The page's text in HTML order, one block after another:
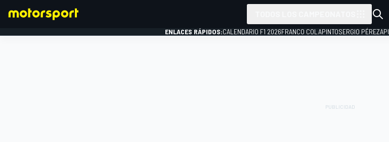
ENLACES RÁPIDOS:CALENDARIO F1 2026FRANCO COLAPINTOSERGIO PÉREZ